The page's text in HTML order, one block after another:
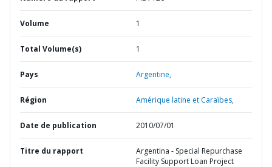
Volume 1
Total Volume(s) 1
Pays Argentine,
Région Amérique latine et Caraïbes,
Date de publication 2010/07/01
Titre du rapport
Argentina - Special Repurchase
Facility Support Loan Project